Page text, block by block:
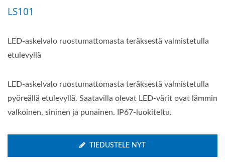
LS101
LED-askelvalo ruostumattomasta teräksestä valmistetulla
etulevyllä
LED-askelvalo ruostumattomasta teräksestä valmistetulla
pyöreällä etulevyllä. Saatavilla olevat LED-värit ovat lämmin
valkoinen, sininen ja punainen. IP67-luokiteltu.
TIEDUSTELE NYT